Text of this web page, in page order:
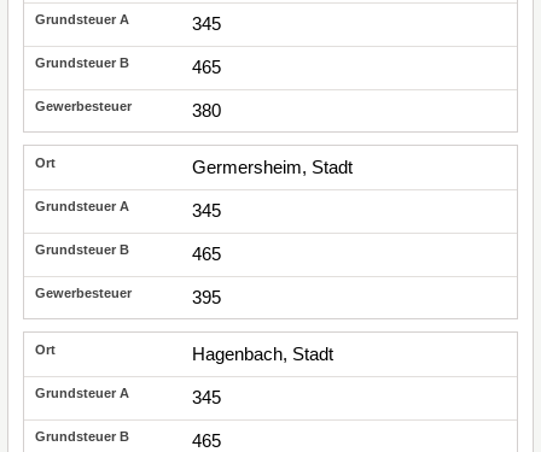
345
465
380
Germersheim, Stadt
345
465
395
Hagenbach, Stadt
345
465